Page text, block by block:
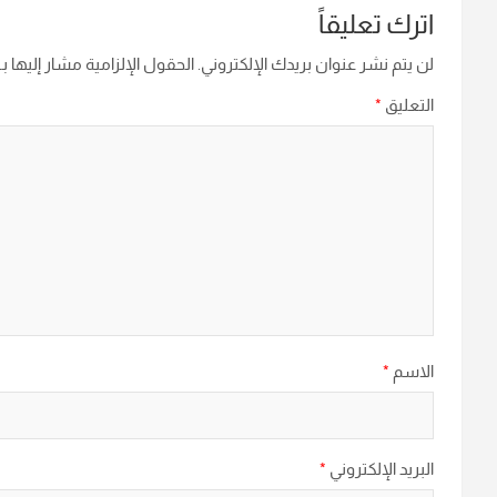
اترك تعليقاً
لن يتم نشر عنوان بريدك الإلكتروني. الحقول الإلزامية مشار إليها
التعليق *
الاسم *
البريد الإلكتروني *